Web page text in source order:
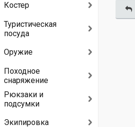
Костер
Туристическая
посуда
Оружие
Походное
снаряжение
Рюкзаки и
подсумки
Экипировка